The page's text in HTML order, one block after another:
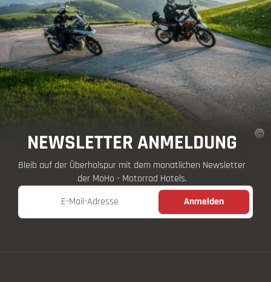
NEWSLETTER ANMELDUNG
Bleib auf der Überholspur mit dem monatlichen Newsletter
der MoHo - Motorrad Hotels.
E-Mail-Adresse
Anmelden